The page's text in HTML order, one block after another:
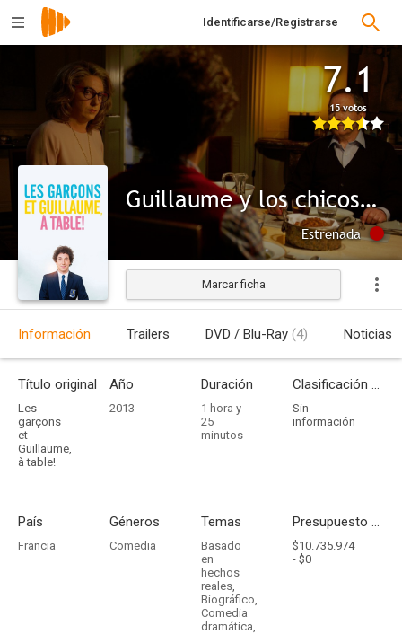
Identificarse/Registrarse
7.1
15 votos
Guillaume y los chicos, ¡a la mesa!
Estrenada
Marcar ficha
Información Trailers DVD / Blu-Ray (4) Noticias
Título original
Les
garçons
et
Guillaume,
à table!
Año
2013
Duración
1 hora y
25
minutos
Clasificación por edades
Sin
información
País
Francia
Géneros
Comedia
Temas
Basado
en
hechos
reales,
Biográfico,
Comedia
dramática,
Presupuesto - Ingresos
$10.735.974
- $0